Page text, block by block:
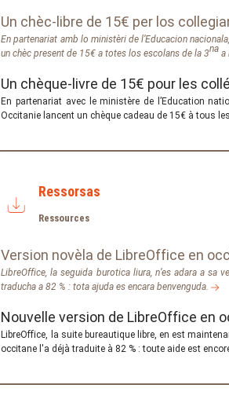
Un chèc-libre de 15€ per los
En partenariat amb lo ministèri de l’Educacion
un chèc present de 15€ a totes los escolans de la 3na a
Un chèque-livre de 15€ pour les
En partenariat avec le ministère de l’Education
Occitanie lancent un chèque cadeau de 15€ à tous
Ressorsas
Ressources
Version novèla de LibreOffice en
LibreOffice, la seguida burotica liura, n’es adara a sa
traducha a 82 % : tota ajuda es encara benvenguda.
Nouvelle version de LibreOffice en
LibreOffice, la suite bureautique libre, en est
occitane l'a déjà traduite à 82 % : toute aide est